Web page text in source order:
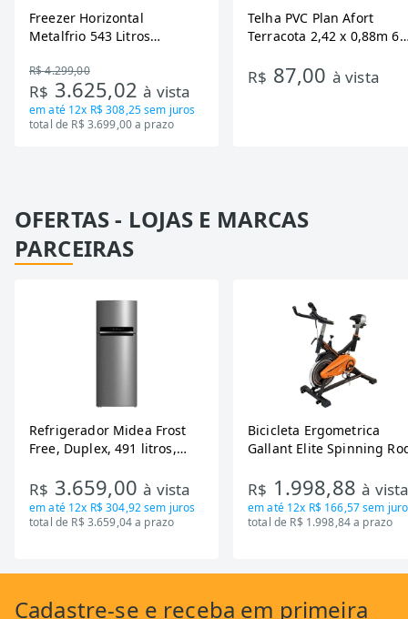
Freezer Horizontal
Metalfrio 543 Litros
Tecnologia Inverter, Branco,
Bivolt
R$ 4.299,00
R$ 3.625,02à vista
em até 12x R$ 308,25sem juros
total de R$ 3.699,00 a prazo
Telha PVC Plan Afort
Terracota 2,42 x 0,88m 6
R$ 87,00 à vista
OFERTAS - LOJAS E MARCAS
PARCEIRAS
Refrigerador Midea Frost
Free, Duplex, 491 litros,
RT650EVK463)
R$ 3.659,00à vista
em até 12x R$ 304,92sem juros
total de R$ 3.659,04 a prazo
Bicicleta Ergometrica
Gallant Elite Spinning
Mecanica GSB13HBTA-PT
R$ 1.998,88à
em até 12x R$ 166,57sem
total de R$ 1.998,84 a prazo
Cadastre-se e receba em primeira